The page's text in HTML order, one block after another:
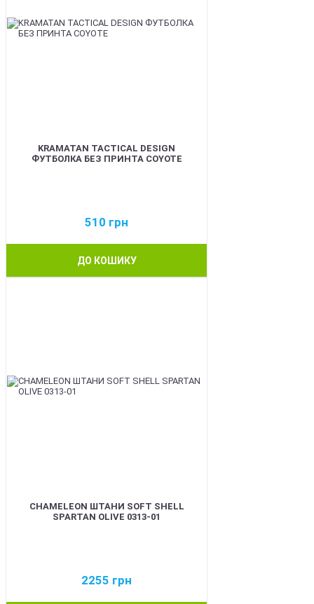
KRAMATAN TACTICAL DESIGN
ФУТБОЛКА БЕЗ ПРИНТА COYOTE
510 грн
ДО КОШИКУ
CHAMELEON ШТАНИ SOFT SHELL
SPARTAN OLIVE 0313-01
2255 грн